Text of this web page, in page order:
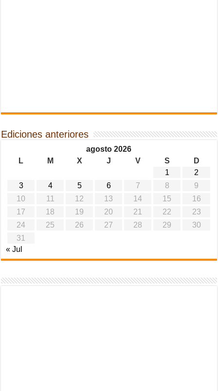
Ediciones anteriores
agosto 2026
L
M X J V S
D
1
2
3
4 5 6 7 8
9
10
11 12 13 14 15
16
17
18 19 20 21 22
23
24
25 26 27 28 29
30
31
« Jul